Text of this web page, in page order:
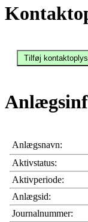
Anlægsnavn:
Aktivstatus:
Aktivperiode:
Anlægsid:
Journalnummer: